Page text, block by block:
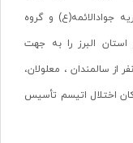
جوادالائمه(ع) و گروه
استان البرز را به جهت
، درمان ، آموزش و توانبخشی بیش از 3200 نفر از سالمندان ، معلولان،
اختلال اتیسم تأسیس